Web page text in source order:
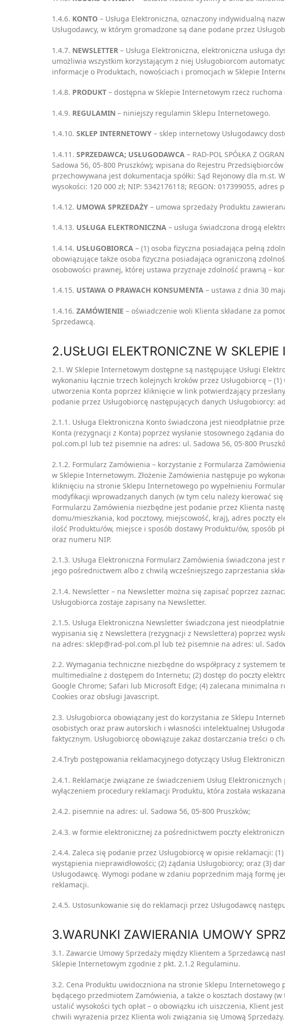
1.4.6. KONTO – Usługa Elektroniczna, oznaczony indywidualną
Usługodawcy, w którym gromadzone są dane podane przez
1.4.7. NEWSLETTER – Usługa Elektroniczna, elektroniczna usługa
umożliwia wszystkim korzystającym z niej Usługobiorcom
informacje o Produktach, nowościach i promocjach w Sklepie
1.4.8. PRODUKT – dostępna w Sklepie Internetowym rzecz
1.4.9. REGULAMIN – niniejszy regulamin Sklepu Internetowego.
1.4.10. SKLEP INTERNETOWY – sklep internetowy Usługodawcy
1.4.11. SPRZEDAWCA; USŁUGODAWCA – RAD-POL SPÓŁKA Z
Sadowa 56, 05-800 Pruszków); wpisana do Rejestru
przechowywana jest dokumentacja spółki: Sąd Rejonowy dla m.st.
wysokości: 120 000 zł; NIP: 5342176118; REGON: 017399055,
1.4.12. UMOWA SPRZEDAŻY – umowa sprzedaży Produktu
1.4.13. USŁUGA ELEKTRONICZNA – usługa świadczona drogą
1.4.14. USŁUGOBIORCA – (1) osoba fizyczna posiadająca pełną
obowiązujące także osoba fizyczna posiadająca ograniczoną
osobowości prawnej, której ustawa przyznaje zdolność prawną –
1.4.15. USTAWA O PRAWACH KONSUMENTA – ustawa z dnia 30
1.4.16. ZAMÓWIENIE – oświadczenie woli Klienta składane za
Sprzedawcą.
2.USŁUGI ELEKTRONICZNE W SKLEPIE
2.1. W Sklepie Internetowym dostępne są następujące Usługi
wykonaniu łącznie trzech kolejnych kroków przez Usługobiorcę –
utworzenia Konta poprzez kliknięcie w link potwierdzający
podanie przez Usługobiorcę następujących danych Usługobiorcy:
2.1.1. Usługa Elektroniczna Konto świadczona jest nieodpłatnie
Konta (rezygnacji z Konta) poprzez wysłanie stosownego żądania
pol.com.pl lub też pisemnie na adres: ul. Sadowa 56, 05-800
2.1.2. Formularz Zamówienia – korzystanie z Formularza
w Sklepie Internetowym. Złożenie Zamówienia następuje po
kliknięciu na stronie Sklepu Internetowego po wypełnieniu
modyfikacji wprowadzanych danych (w tym celu należy kierować
Formularzu Zamówienia niezbędne jest podanie przez Klienta
domu/mieszkania, kod pocztowy, miejscowość, kraj), adres poczty
ilość Produktu/ów, miejsce i sposób dostawy Produktu/ów, sposób
oraz numeru NIP.
2.1.3. Usługa Elektroniczna Formularz Zamówienia świadczona
jego pośrednictwem albo z chwilą wcześniejszego zaprzestania
2.1.4. Newsletter – na Newsletter można się zapisać poprzez
Usługobiorca zostaje zapisany na Newsletter.
2.1.5. Usługa Elektroniczna Newsletter świadczona jest
wypisania się z Newslettera (rezygnacji z Newslettera) poprzez
na adres: sklep@rad-pol.com.pl lub też pisemnie na adres: ul.
2.2. Wymagania techniczne niezbędne do współpracy z
multimedialne z dostępem do Internetu; (2) dostęp do poczty
Google Chrome; Safari lub Microsoft Edge; (4) zalecana
Cookies oraz obsługi Javascript.
2.3. Usługobiorca obowiązany jest do korzystania ze Sklepu
osobistych oraz praw autorskich i własności intelektualnej
faktycznym. Usługobiorcę obowiązuje zakaz dostarczania treści o
2.4.Tryb postępowania reklamacyjnego dotyczący Usług
2.4.1. Reklamacje związane ze świadczeniem Usług
wyłączeniem procedury reklamacji Produktu, która została
2.4.2. pisemnie na adres: ul. Sadowa 56, 05-800 Pruszków;
2.4.3. w formie elektronicznej za pośrednictwem poczty
2.4.4. Zaleca się podanie przez Usługobiorcę w opisie reklamacji:
wystąpienia nieprawidłowości; (2) żądania Usługobiorcy; oraz (3)
Usługodawcę. Wymogi podane w zdaniu poprzednim mają formę
reklamacji.
2.4.5. Ustosunkowanie się do reklamacji przez Usługodawcę
3.WARUNKI ZAWIERANIA UMOWY
3.1. Zawarcie Umowy Sprzedaży między Klientem a Sprzedawcą
Sklepie Internetowym zgodnie z pkt. 2.1.2 Regulaminu.
3.2. Cena Produktu uwidoczniona na stronie Sklepu Internetowego
będącego przedmiotem Zamówienia, a także o kosztach dostawy
ustalić wysokości tych opłat – o obowiązku ich uiszczenia, Klient
chwili wyrażenia przez Klienta woli związania się Umową Sprzedaży.